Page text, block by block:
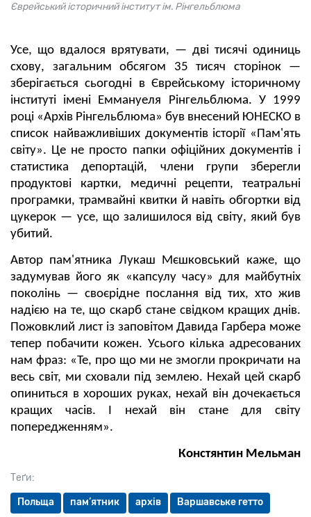
Теґи:
Польща пам’ятник архів Варшавське гетто
Єврейський історичний інститут ім. Рінгельблюма
Усе, що вдалося врятувати, — дві тисячі одиниць
схову, загальним обсягом 35 тисяч сторінок —
зберігається сьогодні в Єврейському історичному
інституті імені Еммануеля Рінгельблюма. У 1999
році «Архів Рінгельблюма» був внесений ЮНЕСКО в
список найважливіших документів історії «Пам'ять
світу». Це не просто папки офіційних документів і
статистика депортацій, члени групи зберегли
продуктові картки, медичні рецепти, театральні
програмки, трамвайні квитки й навіть обгортки від
цукерок — усе, що залишилося від світу, який був
убитий.
Автор пам'ятника Лукаш Мєшковський каже, що
задумував його як «капсулу часу» для майбутніх
поколінь — своєрідне послання від тих, хто жив
надією на те, що скарб стане свідком кращих днів.
Пожовклий лист із заповітом Давида Гарбера може
тепер побачити кожен. Усього кілька адресованих
нам фраз: «Те, про що ми не змогли прокричати на
весь світ, ми сховали під землею. Нехай цей скарб
опиниться в хороших руках, нехай він дочекається
кращих часів. І нехай він стане для світу
попередженням».
Констянтин Мельман